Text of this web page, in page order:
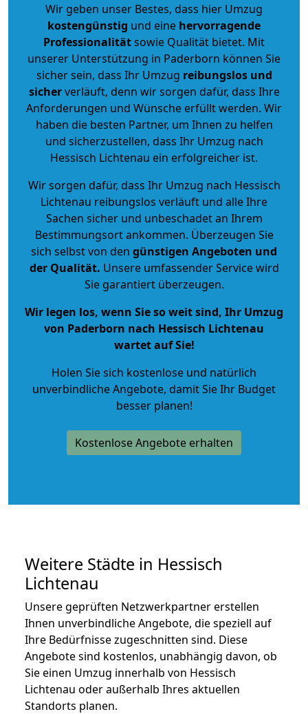
Wir geben unser Bestes, dass hier Umzug
kostengünstig und eine hervorragende
Professionalitätsowie Qualität bietet. Mit
unserer Unterstützung in Paderborn können Sie
sicher sein, dass Ihr Umzug reibungslos und
sicherverläuft, denn wir sorgen dafür, dass Ihre
Anforderungen und Wünsche erfüllt werden. Wir
haben die besten Partner, um Ihnen zu helfen
und sicherzustellen, dass Ihr Umzug nach
Hessisch Lichtenau ein erfolgreicher ist.
Wir sorgen dafür, dass Ihr Umzug nach Hessisch
Lichtenau reibungslos verläuft und alle Ihre
Sachen sicher und unbeschadet an Ihrem
Bestimmungsort ankommen. Überzeugen Sie
sich selbst von den günstigen Angeboten und
der Qualität. Unsere umfassender Service wird
Sie garantiert überzeugen.
Wir legen los, wenn Sie so weit sind, Ihr Umzug
von Paderborn nach Hessisch Lichtenau
wartet auf Sie!
Holen Sie sich kostenlose und natürlich
unverbindliche Angebote, damit Sie Ihr Budget
besser planen!
Kostenlose Angebote erhalten
Weitere Städte in Hessisch
Lichtenau
Unsere geprüften Netzwerkpartner erstellen
Ihnen unverbindliche Angebote, die speziell auf
Ihre Bedürfnisse zugeschnitten sind. Diese
Angebote sind kostenlos, unabhängig davon, ob
Sie einen Umzug innerhalb von Hessisch
Lichtenau oder außerhalb Ihres aktuellen
Standorts planen.